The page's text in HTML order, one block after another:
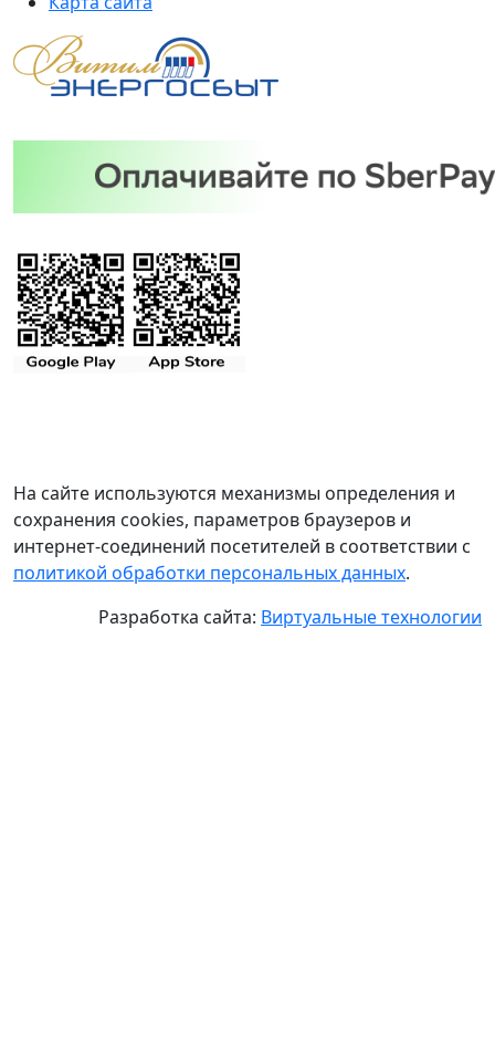
На сайте используются механизмы определения и
сохранения cookies, параметров браузеров и
интернет-соединений посетителей в соответствии с
политикой обработки персональных данных.
Разработка сайта: Виртуальные технологии